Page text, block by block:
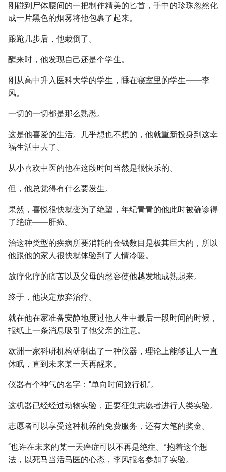
刚碰到尸体腰间的一把制作精美的匕首，手中的珍珠忽然化
成一片黑色的烟雾将他包裹了起来。
踉跄几步后，他栽倒了。
醒来时，他发现自己还是个学生。
刚从高中升入医科大学的学生，睡在寝室里的学生――李
风。
一切的一切都是那么熟悉。
这是他喜爱的生活。几乎想也不想的，他就重新投身到这幸
福生活中去了。
从小喜欢中医的他在这段时间当然是很快乐的。
但，他总觉得有什么要发生。
果然，喜悦很快就变为了绝望，年纪青青的他此时被确诊得
了绝症――肝癌。
治这种类型的疾病所要消耗的金钱数目是极其巨大的，所以
他跟他的家人很快就体验到了人情冷暖。
放疗化疗的痛苦以及父母的愁容使他越发地成熟起来。
终于，他决定放弃治疗。
就在他在家准备安静地度过他人生中最后一段时间的时候，
报纸上一条消息吸引了他父亲的注意。
欧洲一家科研机构研制出了一种仪器，理论上能够让人一直
休眠，直到未来某一天再醒来。
仪器有个神气的名字：“单向时间旅行机”。
这机器已经经过动物实验，正要征集志愿者进行人类实验。
志愿者可以享受这种机器的免费服务，还有大笔的奖金。
“也许在未来的某一天癌症可以不再是绝症。”抱着这个想
法，以死马当活马医的心态，李风报名参加了实验。